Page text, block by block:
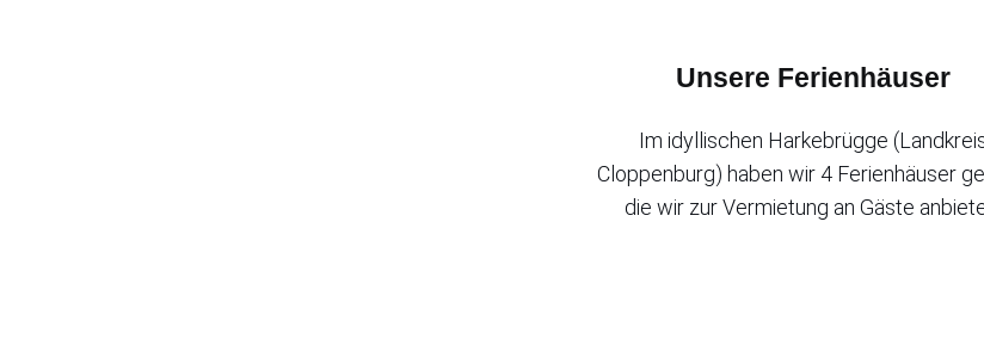
Unsere Ferienhäuser
Im idyllischen Harkebrügge
Cloppenburg) haben wir 4 Ferienhäuser
die wir zur Vermietung an Gäste